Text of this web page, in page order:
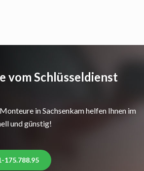
vom Schlüsseldienst
in Sachsenkam helfen Ihnen im
und günstig!
175.788.95